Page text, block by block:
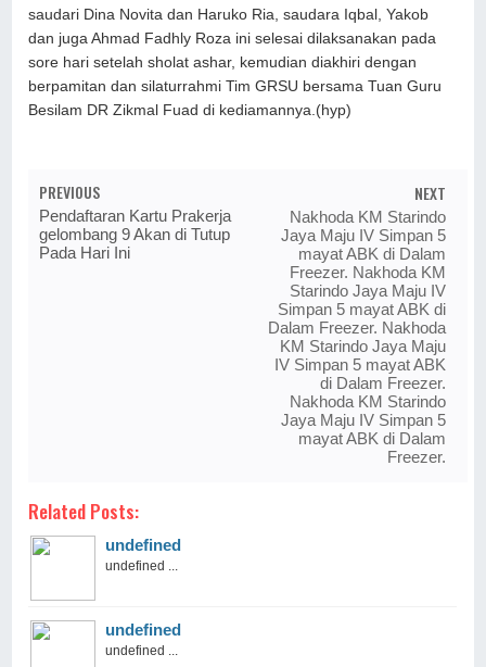
saudari Dina Novita dan Haruko Ria, saudara Iqbal, Yakob
dan juga Ahmad Fadhly Roza ini selesai dilaksanakan pada
sore hari setelah sholat ashar, kemudian diakhiri dengan
berpamitan dan silaturrahmi Tim GRSU bersama Tuan Guru
Besilam DR Zikmal Fuad di kediamannya.(hyp)
PREVIOUS
Pendaftaran Kartu Prakerja
gelombang 9 Akan di Tutup
Pada Hari Ini
NEXT
Nakhoda KM Starindo
Jaya Maju IV Simpan 5
mayat ABK di Dalam
Freezer. Nakhoda KM
Starindo Jaya Maju IV
Simpan 5 mayat ABK di
Dalam Freezer. Nakhoda
KM Starindo Jaya Maju
IV Simpan 5 mayat ABK
di Dalam Freezer.
Nakhoda KM Starindo
Jaya Maju IV Simpan 5
mayat ABK di Dalam
Freezer.
Related Posts:
undefined
undefined ...
undefined
undefined ...